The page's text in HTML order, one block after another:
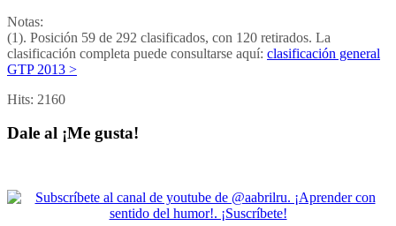
Notas:
(1). Posición 59 de 292 clasificados, con 120 retirados. La
clasificación completa puede consultarse aquí: clasificación general
GTP 2013 >
Hits: 2160
Dale al ¡Me gusta!